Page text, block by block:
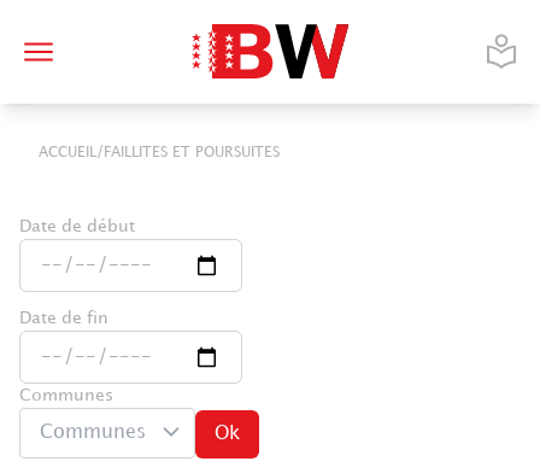
ACCUEIL / FAILLITES ET POURSUITES
Date de début
Date de fin
Communes
Communes Ok